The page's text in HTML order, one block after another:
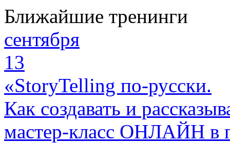
Ближайшие тренинги
сентября
13
«StoryTelling по-русски.
Как создавать и
мастер-класс ОНЛАЙН в